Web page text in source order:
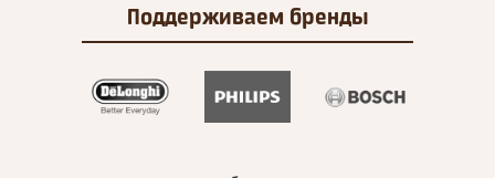
Поддерживаем бренды